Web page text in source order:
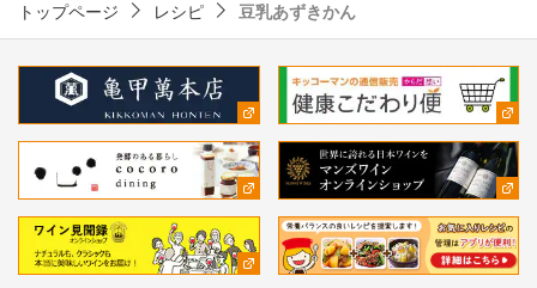
トップページ レシピ 豆乳あずきかん